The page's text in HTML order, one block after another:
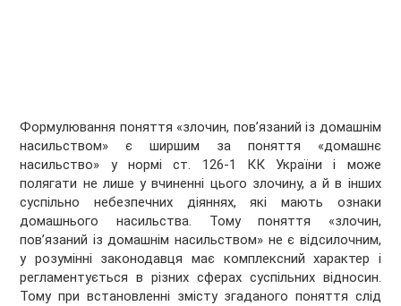
Формулювання поняття «злочин, пов’язаний із домашнім
насильством» є ширшим за поняття «домашнє
насильство» у нормі ст. 126-1 КК України і може
полягати не лише у вчиненні цього злочину, а й в інших
суспільно небезпечних діяннях, які мають ознаки
домашнього насильства. Тому поняття «злочин,
пов’язаний із домашнім насильством» не є відсилочним,
у розумінні законодавця має комплексний характер і
регламентується в різних сферах суспільних відносин.
Тому при встановленні змісту згаданого поняття слід